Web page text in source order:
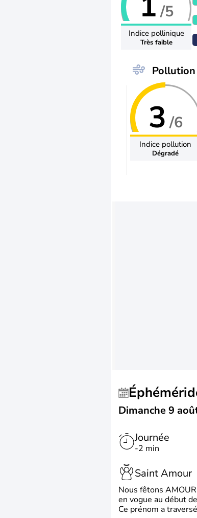
/5
Indice pollinique
Très faible
3 /6
Indice pollution
Dégradé
Dimanche 9
Journée
-2 min
Saint Amour
Nous fêtons
en vogue au début
Ce prénom a